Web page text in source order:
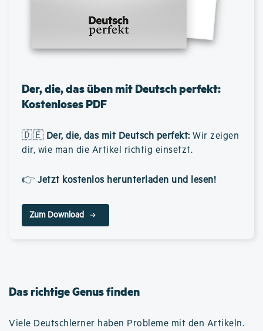
Der, die, das üben mit Deutsch perfekt:
Kostenloses PDF
🇩🇪 Der, die, das mit Deutsch perfekt: Wir zeigen
dir, wie man die Artikel richtig einsetzt.
👉 Jetzt kostenlos herunterladen und lesen!
Zum Download
Das richtige Genus finden
Viele Deutschlerner haben Probleme mit den Artikeln.